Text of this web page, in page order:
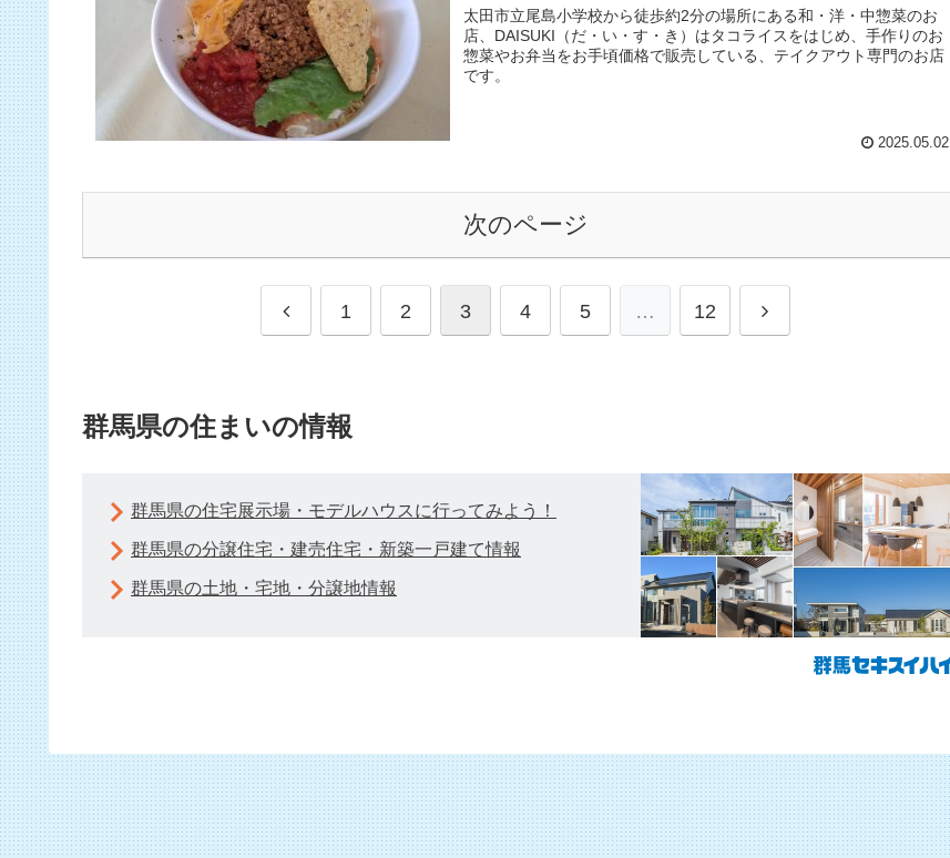
太田市立尾島小学校から徒歩約2分の場所にある和・洋・中惣菜のお
店、DAISUKI（だ・い・す・き）はタコライスをはじめ、手作りのお
惣菜やお弁当をお手頃価格で販売している、テイクアウト専門のお店
です。
2025.05.02
次のページ
1 2 3 4 5 … 12
群馬県の住まいの情報
群馬県の住宅展示場・モデルハウスに行ってみよう！
群馬県の分譲住宅・建売住宅・新築一戸建て情報
群馬県の土地・宅地・分譲地情報